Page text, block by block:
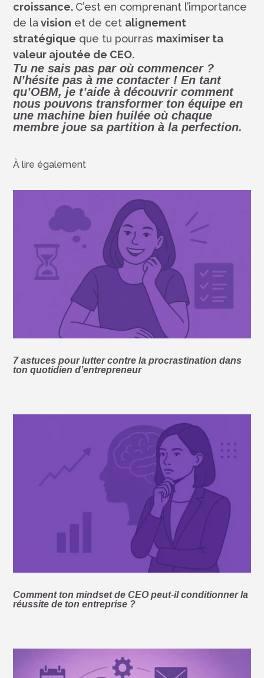
croissance. C’est en comprenant l’importance
de lavision et de cet alignement
stratégique que tu pourras maximiser ta
valeur ajoutée de CEO.
Tu ne sais pas par où commencer ?
N’hésite pas à me contacter ! En tant
qu’OBM, je t’aide à découvrircomment
nous pouvons transformer ton équipe en
une machine bien huilée où chaque
membre joue sa partition à la perfection.
À lire également
7 astuces pour lutter contre la procrastination dans
ton quotidien d’entrepreneur
Comment ton mindset de CEO peut-il conditionner la
réussite de ton entreprise ?